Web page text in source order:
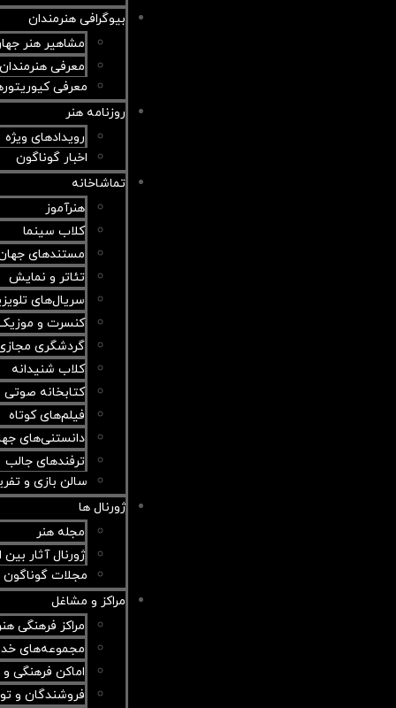
بیوگرافی هنرمندان
مشاهیر هنر
معرفی هنرمندان
معرفی
روزنامه هنر
رویدادهای ویژه
اخبار گوناگون
تماشاخانه
هنرآموز
کلاب سینما
مستندهای
تئاتر و نمایش
سریال‌های
کنسرت و
گردشگری
کلاب شنیدانه
کتابخانه صوتی
فیلم‌های کوتاه
دانستنی‌های
ترفندهای جالب
سالن بازی و
ژورنال ها
مجله هنر
ژورنال آثار بین
مجلات گوناگون
مراکز و مشاغل
مراکز فرهنگی
مجموعه‌های
اماکن فرهنگی
فروشندگان و